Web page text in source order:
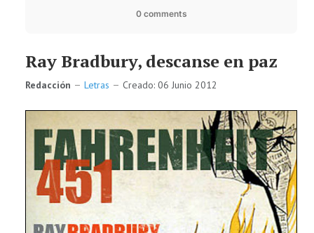
0 comments
Ray Bradbury, descanse en paz
Redacción Letras Creado: 06 Junio 2012